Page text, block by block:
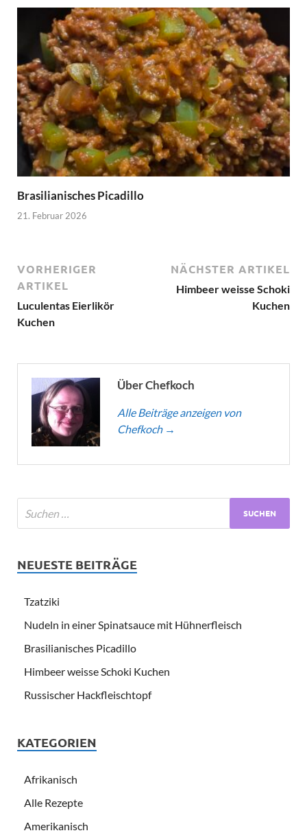
Brasilianisches Picadillo
21. Februar 2026
VORHERIGER
ARTIKEL
Luculentas Eierlikör
Kuchen
NÄCHSTER ARTIKEL
Himbeer weisse Schoki
Kuchen
Über Chefkoch
Alle Beiträge anzeigen von
Chefkoch →
NEUESTE BEITRÄGE
Tzatziki
Nudeln in einer Spinatsauce mit Hühnerfleisch
Brasilianisches Picadillo
Himbeer weisse Schoki Kuchen
Russischer Hackfleischtopf
KATEGORIEN
Afrikanisch
Alle Rezepte
Amerikanisch